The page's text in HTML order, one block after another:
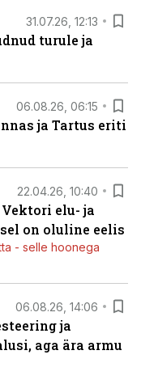
31.07.26, 12:13
turule ja
06.08.26, 06:15
ja Tartus eriti
22.04.26, 10:40
elu- ja
on oluline eelis
- selle hoonega
06.08.26, 14:06
ja
aga ära armu